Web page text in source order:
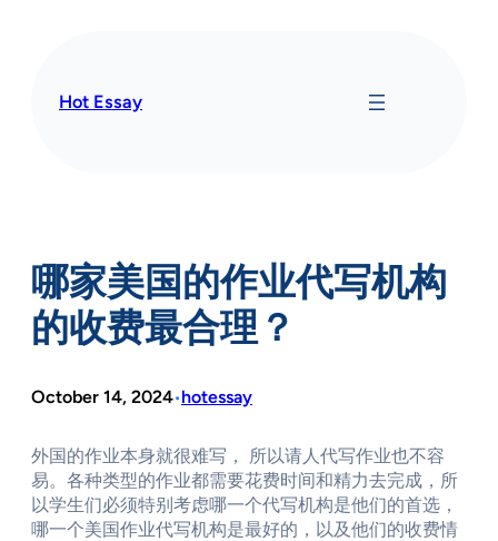
Hot Essay
哪家美国的作业代写机构
的收费最合理？
October 14, 2024•hotessay
外国的作业本身就很难写， 所以请人代写作业也不容
易。各种类型的作业都需要花费时间和精力去完成，所
以学生们必须特别考虑哪一个代写机构是他们的首选，
哪一个美国作业代写机构是最好的，以及他们的收费情